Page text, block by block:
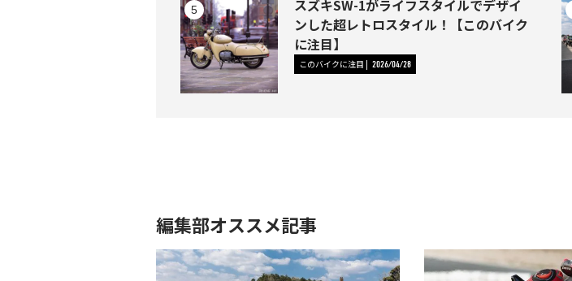
スズキSW-1がライフスタイルでデザイ
ンした超レトロスタイル！【このバイク
に注目】
このバイクに注目 2026/04/28
編集部オススメ記事